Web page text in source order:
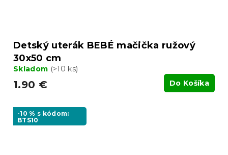
Detský uterák BEBÉ mačička ružový
30x50 cm
Skladom (>10 ks)
1.90 € Do Košíka
-10 % s kódom:
BTS10